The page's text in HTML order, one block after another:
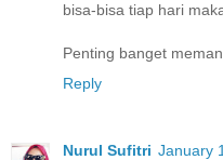
bisa-bisa tiap hari
Penting banget
Reply
Nurul Sufitri January